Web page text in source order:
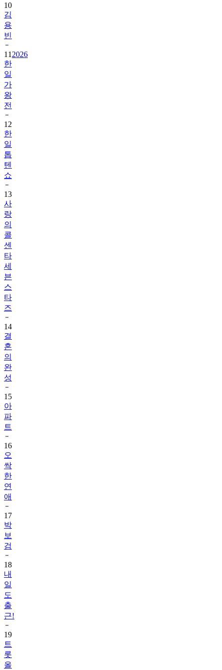
10
김
용
빈
11 2026
한
일
가
왕
전
12
한
일
톱
텐
쇼
13
사
랑
의
콜
센
타
세
븐
스
타
즈
14
결
혼
의
완
성
15
아
파
트
16
오
싹
한
연
애
17
박
보
검
18
내
일
도
출
근!
19
트
롯
올